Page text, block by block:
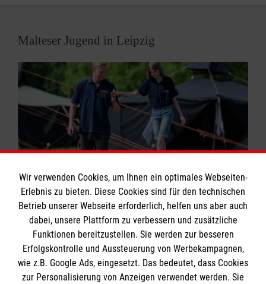
Malteser Jugend in Leipzig
Die Malteser Jugend in Leipzig ist eine Gruppe von
Kindern, Jugendlichen und jungen Erwachsenen. Sie
will den Leitsatz der Malteser "Bezeugung des
Glaubens und Hilfe den Bedürftigen" in
jugendgemäßer Weise umsetzen und für die ihr
Wir verwenden Cookies, um Ihnen ein optimales Webseiten-
Erlebnis zu bieten. Diese Cookies sind für den technischen
Betrieb unserer Webseite erforderlich, helfen uns aber auch
dabei, unsere Plattform zu verbessern und zusätzliche
Funktionen bereitzustellen. Sie werden zur besseren
Erfolgskontrolle und Aussteuerung von Werbekampagnen,
wie z.B. Google Ads, eingesetzt. Das bedeutet, dass Cookies
zur Personalisierung von Anzeigen verwendet werden. Sie